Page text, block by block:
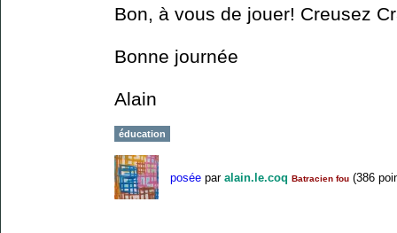
Bon, à vous de jouer! Creusez
Bonne journée
Alain
éducation
posée par alain.le.coq Batracien fou (386